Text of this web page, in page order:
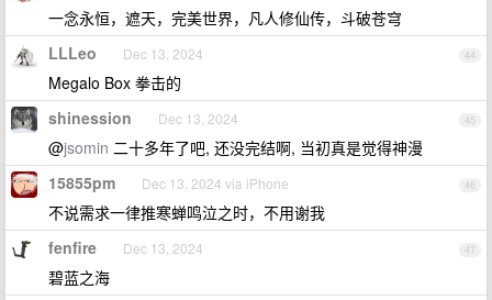
一念永恒，遮天，完美世界，凡人修仙传，斗破苍穹
44
LLLeo Dec 13, 2024
Megalo Box 拳击的
45
shinession Dec 13, 2024
@jsomin 二十多年了吧, 还没完结啊, 当初真是觉得神漫
46
15855pm Dec 13, 2024 via iPhone
不说需求一律推寒蝉鸣泣之时，不用谢我
47
fenfire Dec 13, 2024
碧蓝之海